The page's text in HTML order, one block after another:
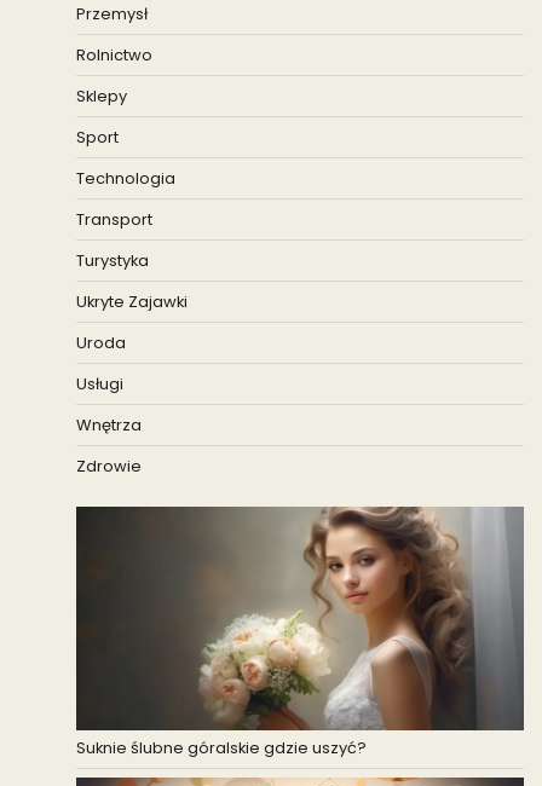
Przemysł
Rolnictwo
Sklepy
Sport
Technologia
Transport
Turystyka
Ukryte Zajawki
Uroda
Usługi
Wnętrza
Zdrowie
Suknie ślubne góralskie gdzie uszyć?